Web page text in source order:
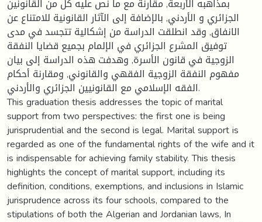
بمذاهبه الأربعة, مقارنة مع ما نص عليه كل من القانونين
الجزائري و الأردني, بالإضافة إلى الآثار القانونية للامتناع عن
الانفاق, وقد انطلقت الدراسة من إشكالية تتجسد في مدى
توفيق المشرع الجزائري في الإلمام بجميع قضايا النفقة
الزوجية في قانون الأسرة, وهدفت هذه الدراسة إلى بيان
مفهوم النفقة الزوجية الفقهي والقانوني, ومقارنة أحكام
الفقه الإسلامي مع القانونيين الجزائري والأردني.
This graduation thesis addresses the topic of marital
support from two perspectives: the first one is being
jurisprudential and the second is legal. Marital support is
regarded as one of the fundamental rights of the wife and it
is indispensable for achieving family stability. This thesis
highlights the concept of marital support, including its
definition, conditions, exemptions, and inclusions in Islamic
jurisprudence across its four schools, compared to the
stipulations of both the Algerian and Jordanian laws, In